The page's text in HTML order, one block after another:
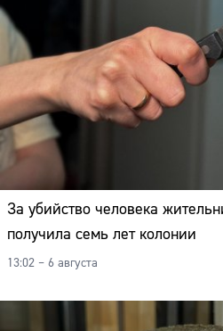
За убийство человека
получила семь лет колонии
13:02 – 6 августа